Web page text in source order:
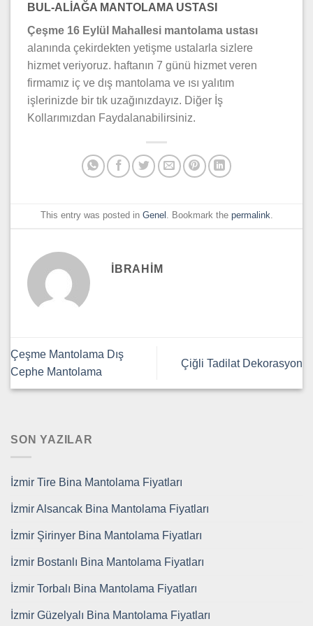
BUL-ALİAĞA MANTOLAMA USTASI
Çeşme 16 Eylül Mahallesi mantolama ustası
alanında çekirdekten yetişme ustalarla sizlere
hizmet veriyoruz. haftanın 7 günü hizmet veren
firmamız iç ve dış mantolama ve ısı yalıtım
işlerinizde bir tık uzağınızdayız. Diğer İş
Kollarımızdan Faydalanabilirsiniz.
This entry was posted in Genel . Bookmark the permalink.
IBRAHIM
Çeşme Mantolama Dış
Cephe Mantolama
Çiğli Tadilat Dekorasyon
SON YAZILAR
İzmir Tire Bina Mantolama Fiyatları
İzmir Alsancak Bina Mantolama Fiyatları
İzmir Şirinyer Bina Mantolama Fiyatları
İzmir Bostanlı Bina Mantolama Fiyatları
İzmir Torbalı Bina Mantolama Fiyatları
İzmir Güzelyalı Bina Mantolama Fiyatları